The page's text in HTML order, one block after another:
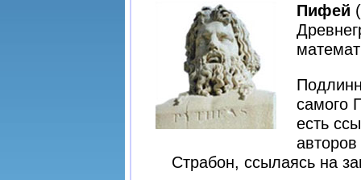
Пифей
самого
есть
Страбон, ссылаясь на